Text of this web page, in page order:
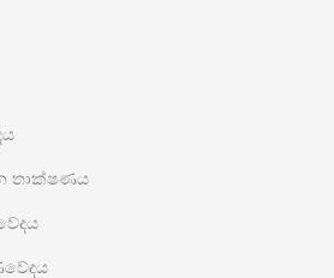
තාක්ෂණය